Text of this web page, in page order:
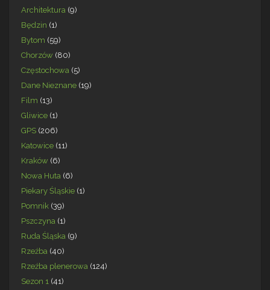
Architektura (9)
Będzin (1)
Bytom (59)
Chorzów (80)
Częstochowa (5)
Dane Nieznane (19)
Film (13)
Gliwice (1)
GPS (206)
Katowice (11)
Kraków (6)
Nowa Huta (6)
Piekary Śląskie (1)
Pomnik (39)
Pszczyna (1)
Ruda Śląska (9)
Rzeźba (40)
Rzeźba plenerowa (124)
Sezon 1 (41)